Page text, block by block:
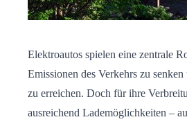
Elektroautos spielen eine zentrale
Emissionen des Verkehrs zu
zu erreichen. Doch für ihre
ausreichend Lademöglichkeiten –